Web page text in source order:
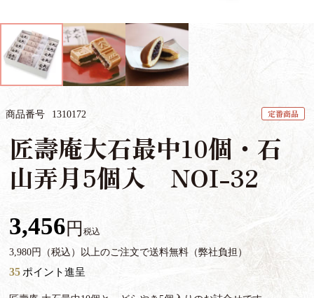
商品番号 1310172 定番商品
匠壽庵大石最中10個・石
山弄月5個入 NOI-32
3,456 税込
3,980円（税込）以上のご注文で送料無料（弊社負担）
35 ポイント進呈